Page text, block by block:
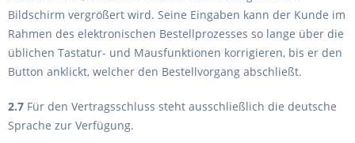
Bildschirm vergrößert wird. Seine Eingaben kann der Kunde im
Rahmen des elektronischen Bestellprozesses so lange über die
üblichen Tastatur- und Mausfunktionen korrigieren, bis er den
Button anklickt, welcher den Bestellvorgang abschließt.
2.7 Für den Vertragsschluss steht ausschließlich die deutsche
Sprache zur Verfügung.